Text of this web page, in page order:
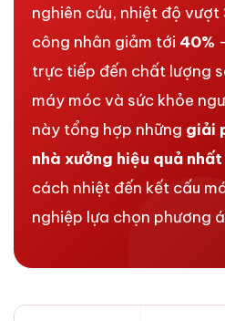
nghiên cứu, nhiệt độ vượt
công nhân giảm tới 40%
trực tiếp đến chất lượng
máy móc và sức khỏe
này tổng hợp những giải
nhà xưởng hiệu quả
cách nhiệt đến kết cấu
nghiệp lựa chọn phương